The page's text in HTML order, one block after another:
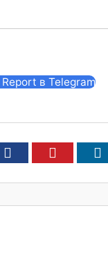
в Telegram
Facebook Pinterest